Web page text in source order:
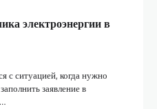
электроэнергии в
с ситуацией, когда нужно
заявление в